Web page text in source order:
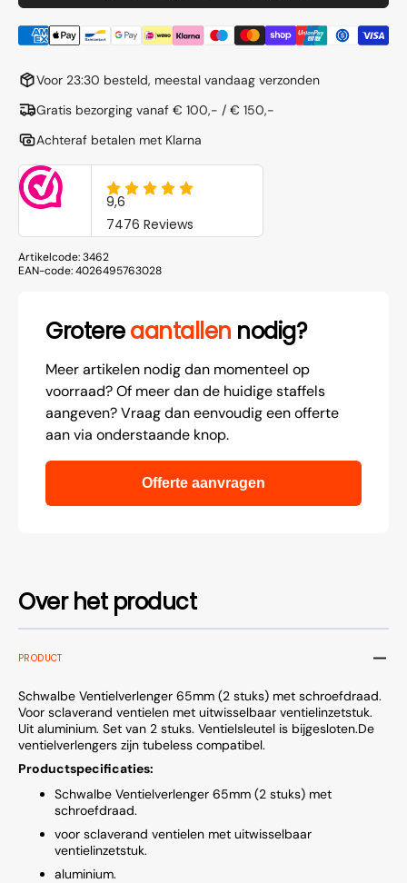
Over het product
PRODUCT
Schwalbe Ventielverlenger 65mm (2 stuks) met schroefdraad.
Voor sclaverand ventielen met uitwisselbaar ventielinzetstuk.
Uit aluminium. Set van 2 stuks. Ventielsleutel is bijgesloten.De
ventielverlengers zijn tubeless compatibel.
Productspecificaties:
Schwalbe Ventielverlenger 65mm (2 stuks) met
schroefdraad.
voor sclaverand ventielen met uitwisselbaar
ventielinzetstuk.
aluminium.
-
aluminium
(set
2
stuks)
-
(set
Voor 23:30 besteld, meestal vandaag verzonden
Gratis bezorging vanaf € 100,- / € 150,-
Achteraf betalen met Klarna
Artikelcode:3462
EAN-code:4026495763028
Grotereaantallen nodig?
Meer artikelen nodig dan momenteel op
voorraad? Of meer dan de huidige staffels
aangeven? Vraag dan eenvoudig een offerte
aan via onderstaande knop.
Offerte aanvragen